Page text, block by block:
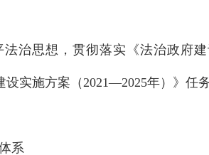
法治思想，贯彻落实《法治政府
实施方案（2021—2025年）》任
系